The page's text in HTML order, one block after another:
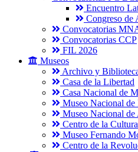
Encuentro
Congreso
Convocatorias
Convocatorias CCP
FIL 2026
Museos
Archivo y
Casa de la Libertad
Casa Nacional de
Museo Nacional
Museo Nacional de
Centro de la
Museo Fernando
Centro de la